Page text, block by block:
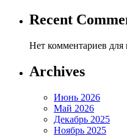
Recent
Нет комментариев для
Archives
Июнь 2026
Май 2026
Декабрь 2025
Ноябрь 2025